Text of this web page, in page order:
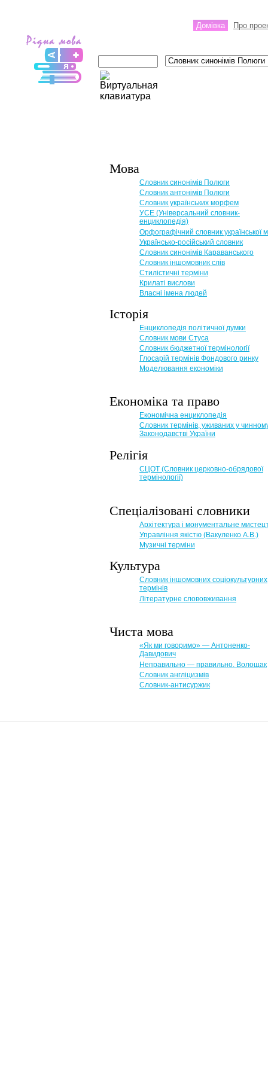
Домівка Про
Мова
Словник синонімів Полюги
Словник антонімів Полюги
Словник українських морфем
УСЕ (Універсальний словник-
енциклопедія)
Орфографічний словник української
Українсько-російський словник
Словник синонімів Караванського
Словник іншомовник слів
Стилістичні терміни
Крилаті вислови
Власні імена людей
Історія
Енциклопедія політичної думки
Словник мови Стуса
Словник бюджетної термінології
Глосарій термінів Фондового ринку
Моделювання економіки
Економіка та право
Eкономічна енциклопедія
Словник термінів, уживаних у
Законодавстві України
Релігія
СЦОТ (Словник церковно-обрядової
термінології)
Спеціалізовані словники
Архітектура і монументальне
Управління якістю (Вакуленко А.В.)
Музичні терміни
Культура
Словник іншомовних соціокультурних
термінів
Літературне слововживання
Чиста мова
«Як ми говоримо» — Антоненко-
Давидович
Неправильно — правильно. Волощак
Словник англіцизмів
Словник-антисуржик